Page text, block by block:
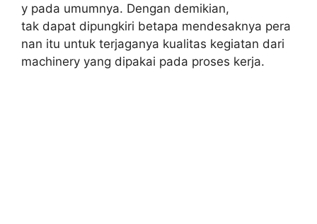
y pada umumnya. Dengan demikian,
tak dapat dipungkiri betapa mendesaknya pera
nan itu untuk terjaganya kualitas kegiatan dari
machinery yang dipakai pada proses kerja.